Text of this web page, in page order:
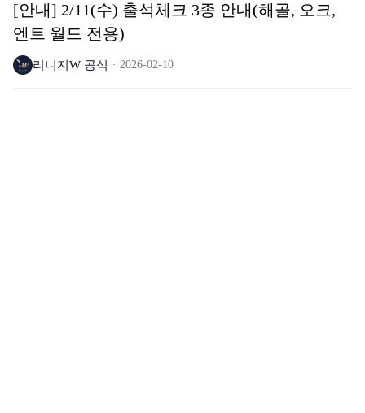
[안내] 2/11(수) 출석체크 3종 안내(해골, 오크,
엔트 월드 전용)
리니지W 공식 2026-02-10